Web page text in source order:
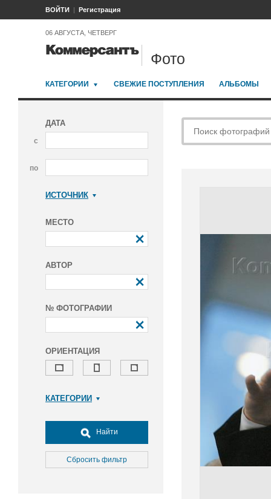
ВОЙТИ Регистрация
06 АВГУСТА, ЧЕТВЕРГ
Фото
КАТЕГОРИИ СВЕЖИЕ ПОСТУПЛЕНИЯ АЛЬБОМЫ
ДАТА
с
по
ИСТОЧНИК
МЕСТО
АВТОР
№ ФОТОГРАФИИ
ОРИЕНТАЦИЯ
КАТЕГОРИИ
Досуг, туризм и отдых
Культура
Медицина
Найти
Сбросить фильтр